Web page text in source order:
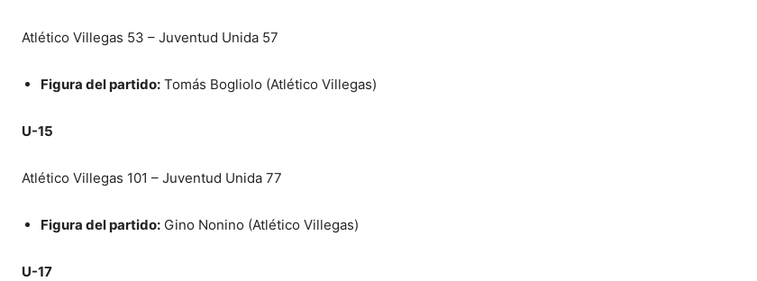
Atlético Villegas 53 – Juventud Unida 57
Figura del partido: Tomás Bogliolo (Atlético Villegas)
U-15
Atlético Villegas 101 – Juventud Unida 77
Figura del partido: Gino Nonino (Atlético Villegas)
U-17